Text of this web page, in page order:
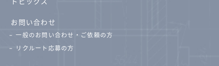
お問い合わせ
一般のお問い合わせ・ご依頼の方
リクルート応募の方